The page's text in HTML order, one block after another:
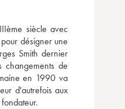
siècle avec
désigner une
Smith dernier
de
en 1990 va
d'autrefois aux